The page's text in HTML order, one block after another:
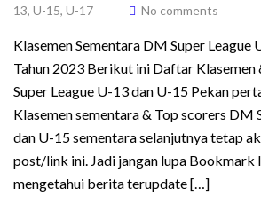
13, U-15, U-17 No comments
Klasemen Sementara DM Super League
Tahun 2023 Berikut ini Daftar
Super League U-13 dan U-15 Pekan
Klasemen sementara & Top scorers DM
dan U-15 sementara selanjutnya tetap
post/link ini. Jadi jangan lupa
mengetahui berita terupdate […]